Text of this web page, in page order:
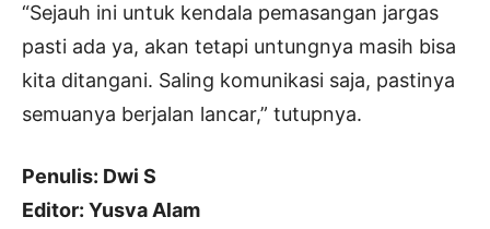
“Sejauh ini untuk kendala pemasangan jargas
pasti ada ya, akan tetapi untungnya masih bisa
kita ditangani. Saling komunikasi saja, pastinya
semuanya berjalan lancar,” tutupnya.
Penulis: Dwi S
Editor: Yusva Alam